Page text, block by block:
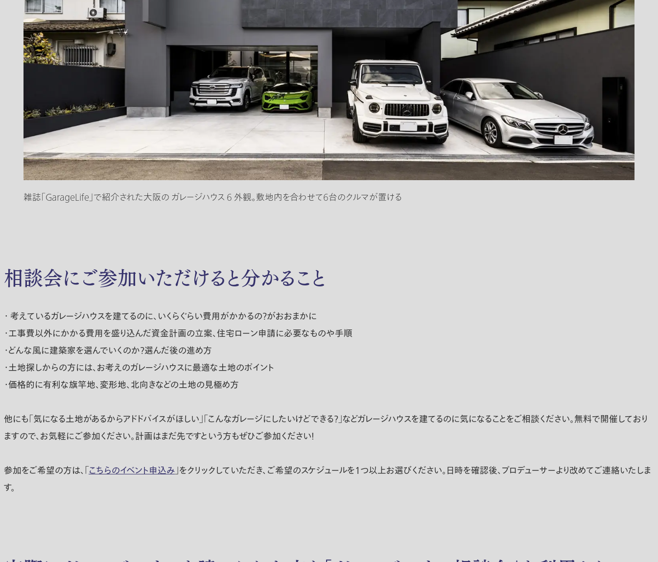
雑誌「GarageLife」で紹介された大阪の ガレージハウス 6 外観。敷地内を合わせて6台のクルマが置ける
相談会にご参加いただけると分かること
・ 考えているガレージハウスを建てるのに、いくらぐらい費用がかかるの？がおおまかに
・工事費以外にかかる費用を盛り込んだ資金計画の立案、住宅ローン申請に必要なものや手順
・どんな風に建築家を選んでいくのか？選んだ後の進め方
・土地探しからの方には、お考えのガレージハウスに最適な土地のポイント
・価格的に有利な旗竿地、変形地、北向きなどの土地の見極め方
他にも「気になる土地があるからアドドバイスがほしい」「こんなガレージにしたいけどできる？」などガレージハウスを建てるのに気になることをご相談ください。無料で開催しており
ますので、お気軽にご参加ください。計画はまだ先ですという方もぜひご参加ください！
参加をご希望の方は、「こちらのイベント申込み」をクリックしていただき、ご希望のスケジュールを1つ以上お選びください。日時を確認後、プロデューサーより改めてご連絡いたしま
す。